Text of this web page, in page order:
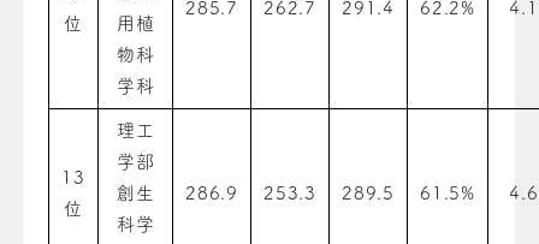
位
用植
物科
学科
285.7 262.7 291.4 62.2% 4.1
13
位
理工
学部
創生
科学
286.9 253.3 289.5 61.5% 4.6